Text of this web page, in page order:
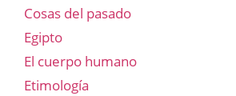
Cosas del pasado
Egipto
El cuerpo humano
Etimología